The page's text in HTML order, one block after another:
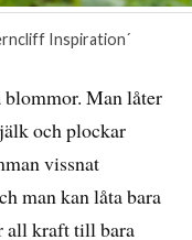
Inspiration´
Man låter
och plockar
vissnat
man kan låta bara
all kraft till bara